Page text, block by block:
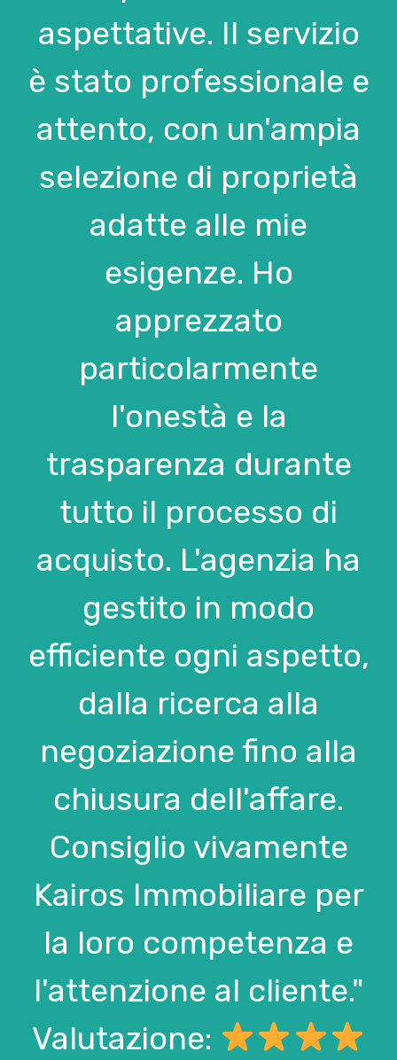
aspettative. Il servizio
è stato professionale e
attento, con un'ampia
selezione di proprietà
adatte alle mie
esigenze. Ho
apprezzato
particolarmente
l'onestà e la
trasparenza durante
tutto il processo di
acquisto. L'agenzia ha
gestito in modo
efficiente ogni aspetto,
dalla ricerca alla
negoziazione fino alla
chiusura dell'affare.
Consiglio vivamente
Kairos Immobiliare per
la loro competenza e
l'attenzione al cliente."
Valutazione: